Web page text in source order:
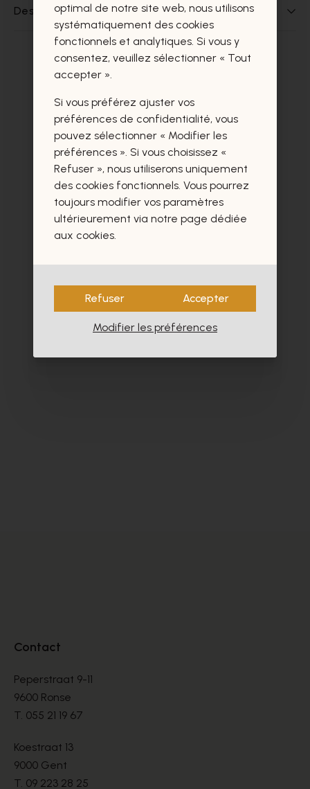
Des questions sur ce produit?
Ces produits vous intéresseront
certainement aussi.
Contact
Peperstraat 9-11
9600 Ronse
T. 055 21 19 67
Koestraat 13
9000 Gent
T. 09 223 28 25
optimal de notre site web, nous utilisons
systématiquement des cookies
fonctionnels et analytiques. Si vous y
consentez, veuillez sélectionner « Tout
accepter ».
Si vous préférez ajuster vos
préférences de confidentialité, vous
pouvez sélectionner « Modifier les
préférences ». Si vous choisissez «
Refuser », nous utiliserons uniquement
des cookies fonctionnels. Vous pourrez
toujours modifier vos paramètres
ultérieurement via notre page dédiée
aux cookies.
Refuser Accepter
Modifier les préférences